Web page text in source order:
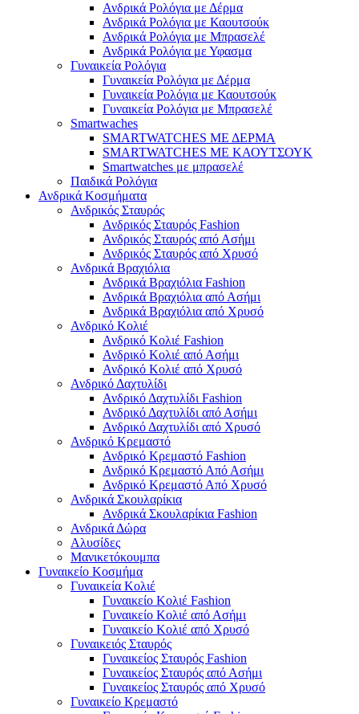
Ανδρικά Ρολόγια με Δέρμα
Ανδρικά Ρολόγια με Καουτσούκ
Ανδρικά Ρολόγια με Μπρασελέ
Ανδρικά Ρολόγια με Υφασμα
Γυναικεία Ρολόγια
Γυναικεία Ρολόγια με Δέρμα
Γυναικεία Ρολόγια με Καουτσούκ
Γυναικεία Ρολόγια με Μπρασελέ
Smartwaches
SMARTWATCHES ΜΕ ΔΕΡΜΑ
SMARTWATCHES ΜΕ ΚΑΟΥΤΣΟΥΚ
Smartwatches με μπρασελέ
Παιδικά Ρολόγια
Ανδρικά Κοσμήματα
Ανδρικός Σταυρός
Ανδρικός Σταυρός Fashion
Ανδρικός Σταυρός από Ασήμι
Ανδρικός Σταυρός από Χρυσό
Ανδρικά Βραχιόλια
Ανδρικά Βραχιόλια Fashion
Ανδρικά Βραχιόλια από Ασήμι
Ανδρικά Βραχιόλια από Χρυσό
Ανδρικό Κολιέ
Ανδρικό Κολιέ Fashion
Ανδρικό Κολιέ από Ασήμι
Ανδρικό Κολιέ από Χρυσό
Ανδρικό Δαχτυλίδι
Ανδρικό Δαχτυλίδι Fashion
Ανδρικό Δαχτυλίδι από Ασήμι
Ανδρικό Δαχτυλίδι από Χρυσό
Ανδρικό Κρεμαστό
Ανδρικό Κρεμαστό Fashion
Ανδρικό Κρεμαστό Από Ασήμι
Ανδρικό Κρεμαστό Από Χρυσό
Ανδρικά Σκουλαρίκια
Ανδρικά Σκουλαρίκια Fashion
Ανδρικά Δώρα
Αλυσίδες
Μανικετόκουμπα
Γυναικείο Κοσμήμα
Γυναικεία Κολιέ
Γυναικείο Κολιέ Fashion
Γυναικείο Κολιέ από Ασήμι
Γυναικείο Κολιέ από Χρυσό
Γυναικειός Σταυρός
Γυναικείος Σταυρός Fashion
Γυναικείος Σταυρός από Ασήμι
Γυναικείος Σταυρός από Χρυσό
Γυναικείο Κρεμαστό